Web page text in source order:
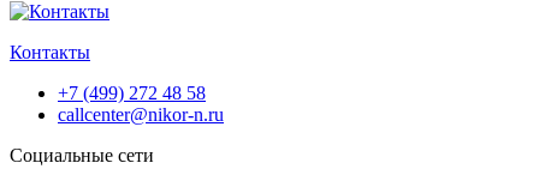
Контакты
+7 (499) 272 48 58
callcenter@nikor-n.ru
Социальные сети